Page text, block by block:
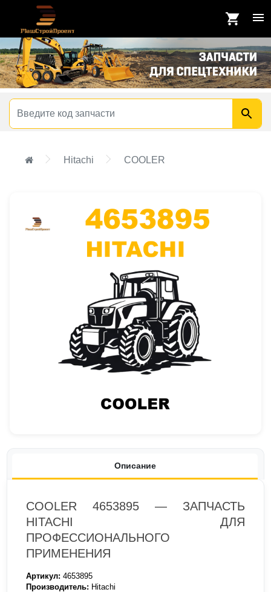
Hitachi COOLER
Описание
COOLER 4653895 — ЗАПЧАСТЬ
HITACHI ДЛЯ
ПРОФЕССИОНАЛЬНОГО
ПРИМЕНЕНИЯ
Артикул: 4653895
Производитель: Hitachi